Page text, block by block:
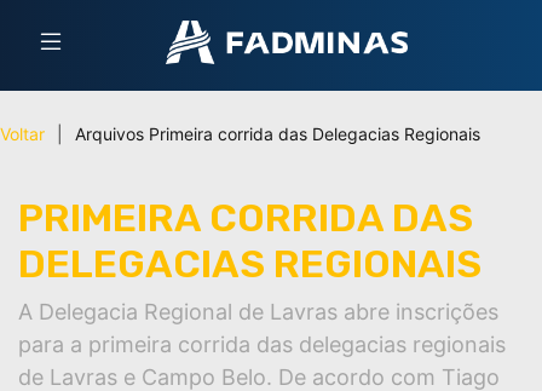
Voltar Arquivos Primeira corrida das Delegacias Regionais
PRIMEIRA CORRIDA DAS
DELEGACIAS REGIONAIS
A Delegacia Regional de Lavras abre inscrições
para a primeira corrida das delegacias regionais
de Lavras e Campo Belo. De acordo com Tiago